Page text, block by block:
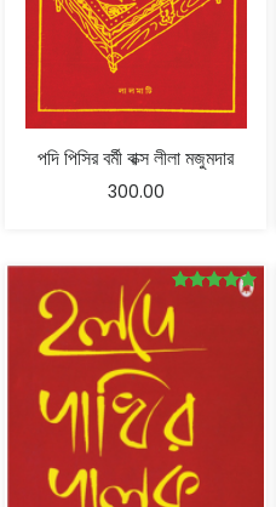
পদি পিসির বর্মী বাক্স লীলা মজুমদার
300.00